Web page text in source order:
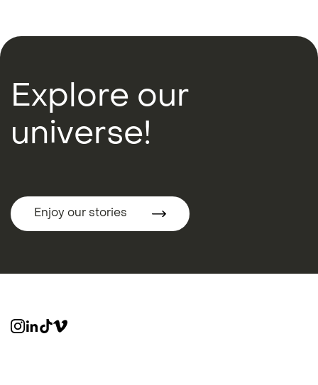
Explore our
universe!
Enjoy our stories